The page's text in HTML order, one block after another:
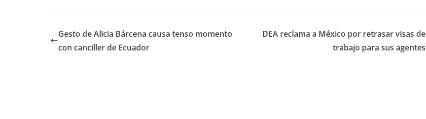
Gesto de Alicia Bárcena causa tenso momento
con canciller de Ecuador
DEA reclama a México por retrasar visas de
trabajo para sus agentes